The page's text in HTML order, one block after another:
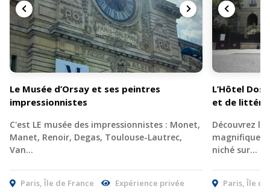
Le Musée d’Orsay et ses peintres
impressionnistes
C'est LE musée des impressionnistes : Monet,
Manet, Renoir, Degas, Toulouse-Lautrec,
Van…
Paris, Île de France Expérience privée
L’Hôtel
et de
Découvrez
magnifique
niché sur…
Paris, Île